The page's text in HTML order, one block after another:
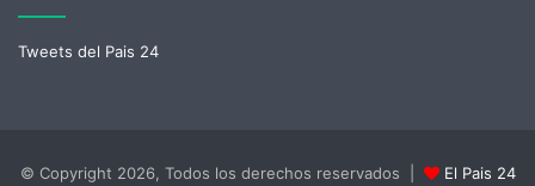
Tweets del Pais 24
© Copyright 2026, Todos los derechos reservados | El Pais 24